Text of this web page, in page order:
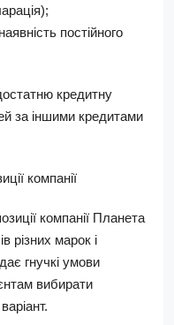
постійного
кредитну
за іншими кредитами
компанії
компанії Планета
різних марок і
гнучкі умови
вибирати